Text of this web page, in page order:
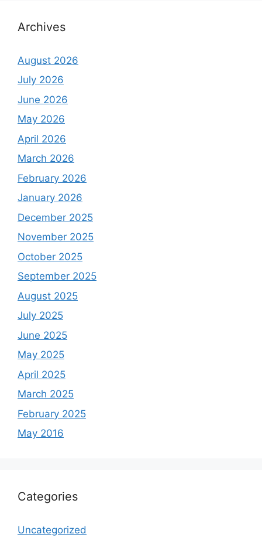
Archives
August 2026
July 2026
June 2026
May 2026
April 2026
March 2026
February 2026
January 2026
December 2025
November 2025
October 2025
September 2025
August 2025
July 2025
June 2025
May 2025
April 2025
March 2025
February 2025
May 2016
Categories
Uncategorized